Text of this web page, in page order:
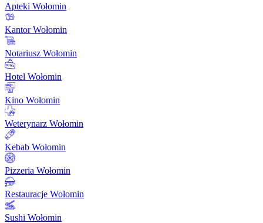
Apteki Wołomin
Kantor Wołomin
Notariusz Wołomin
Hotel Wołomin
Kino Wołomin
Weterynarz Wołomin
Kebab Wołomin
Pizzeria Wołomin
Restauracje Wołomin
Sushi Wołomin